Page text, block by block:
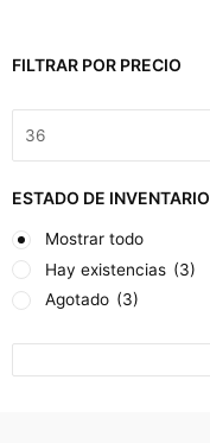
FILTRAR POR PRECIO
ESTADO DE INVENTARIO
Mostrar todo
Hay existencias (3)
Agotado (3)